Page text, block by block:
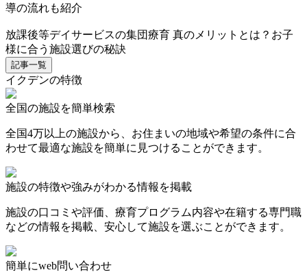
導の流れも紹介
放課後等デイサービスの集団療育 真のメリットとは？お子
様に合う施設選びの秘訣
記事一覧
イクデンの特徴
全国の施設を簡単検索
全国4万以上の施設から、お住まいの地域や希望の条件に合
わせて最適な施設を簡単に見つけることができます。
施設の特徴や強みがわかる情報を掲載
施設の口コミや評価、療育プログラム内容や在籍する専門職
などの情報を掲載、安心して施設を選ぶことができます。
簡単にweb問い合わせ